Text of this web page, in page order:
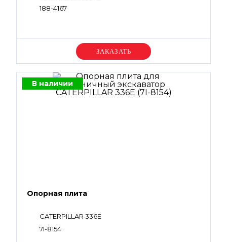
188-4167
Уточняйте цену
В наличии
Опорная плита
CATERPILLAR 336E
7I-8154